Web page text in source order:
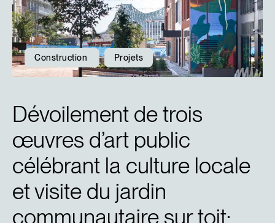
Construction Projets
Dévoilement de trois
œuvres d’art public
célébrant la culture locale
et visite du jardin
communautaire sur toit: